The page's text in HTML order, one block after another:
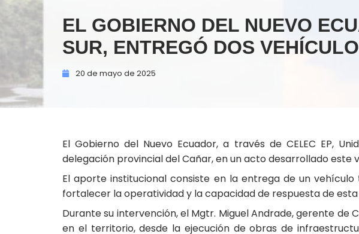
EL GOBIERNO DEL NUEVO
SUR, ENTREGÓ DOS
20 de mayo de 2025
El Gobierno del Nuevo Ecuador, a través de CELEC EP,
delegación provincial del Cañar, en un acto desarrollado este
El aporte institucional consiste en la entrega de un
fortalecer la operatividad y la capacidad de respuesta de
Durante su intervención, el Mgtr. Miguel Andrade, gerente de
en el territorio, desde la ejecución de obras de